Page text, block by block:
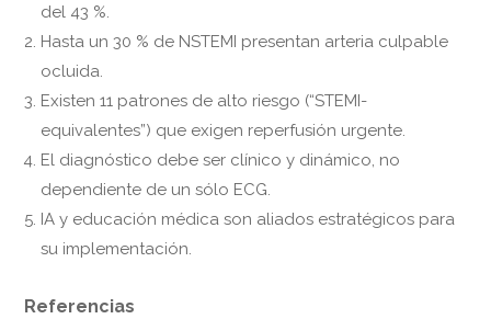
del 43 %.
Hasta un 30 % de NSTEMI presentan arteria culpable
ocluida.
Existen 11 patrones de alto riesgo (“STEMI-
equivalentes”) que exigen reperfusión urgente.
El diagnóstico debe ser clínico y dinámico, no
dependiente de un sólo ECG.
IA y educación médica son aliados estratégicos para
su implementación.
Referencias